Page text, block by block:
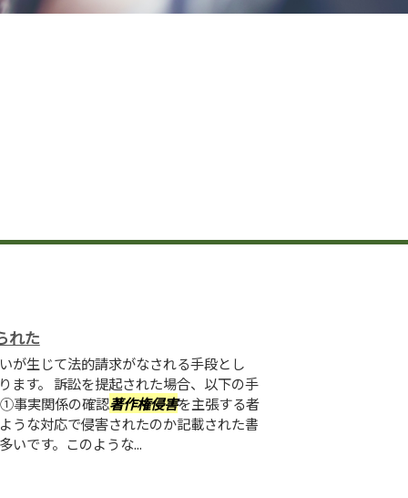
れた
が生じて法的請求がなされる手段とし
ます。 訴訟を提起された場合、以下の手
事実関係の確認著作権侵害を主張する者
うな対応で侵害されたのか記載された書
いです。このような...